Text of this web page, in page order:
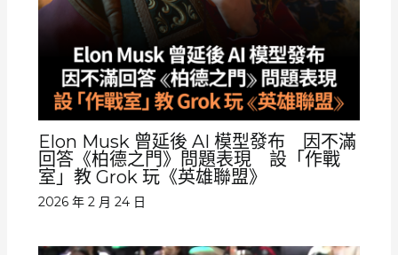
Elon Musk 曾延後 AI 模型發布 因不滿
回答《柏德之門》問題表現 設「作戰
室」教 Grok 玩《英雄聯盟》
2026 年 2 月 24 日